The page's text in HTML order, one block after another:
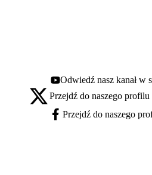
Youtube - otwiera się w nowej
Odwiedź nasz kanał w
X - otwiera się w nowej karcie
Przejdź do naszego
Facebook - otwiera się w nowej
Przejdź do naszego